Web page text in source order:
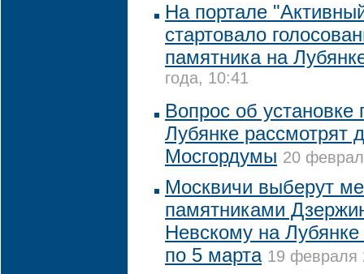
На портале
стартовало
памятника на
года, 10:41
Вопрос об установке
Лубянке рассмотрят
Мосгордумы 20
Москвичи выберут
памятниками
Невскому на
по 5 марта 19 февраля